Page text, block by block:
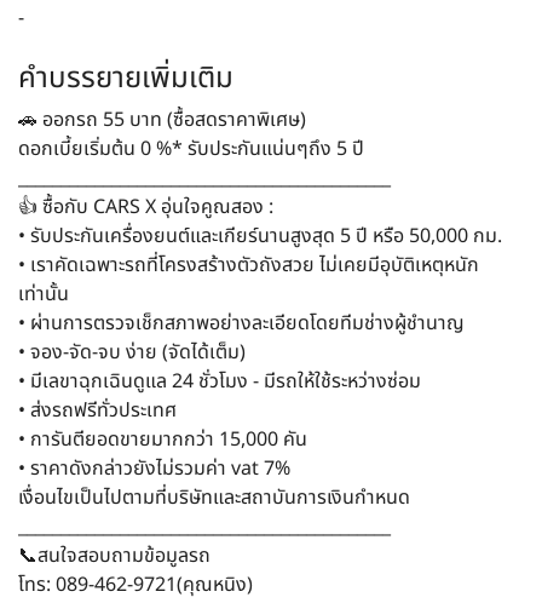
-
คำบรรยายเพิ่มเติม
🚗 ออกรถ 55 บาท (ซื้อสดราคาพิเศษ)
ดอกเบี้ยเริ่มต้น 0 %* รับประกันแน่นๆถึง 5 ปี
👍 ซื้อกับ CARS X อุ่นใจคูณสอง :
• รับประกันเครื่องยนต์และเกียร์นานสูงสุด 5 ปี หรือ 50,000 กม.
• เราคัดเฉพาะรถที่โครงสร้างตัวถังสวย ไม่เคยมีอุบัติเหตุหนัก
เท่านั้น
• ผ่านการตรวจเช็กสภาพอย่างละเอียดโดยทีมช่างผู้ชำนาญ
• จอง-จัด-จบ ง่าย (จัดได้เต็ม)
• มีเลขาฉุกเฉินดูแล 24 ชั่วโมง - มีรถให้ใช้ระหว่างซ่อม
• ส่งรถฟรีทั่วประเทศ
• การันตียอดขายมากกว่า 15,000 คัน
• ราคาดังกล่าวยังไม่รวมค่า vat 7%
เงื่อนไขเป็นไปตามที่บริษัทและสถาบันการเงินกำหนด
📞สนใจสอบถามข้อมูลรถ
โทร: 089-462-9721(คุณหนิง)